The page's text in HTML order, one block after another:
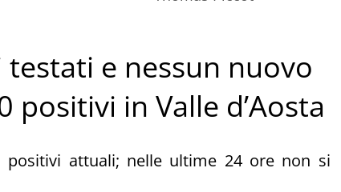
e nessun nuovo
in Valle d’Aosta
attuali; nelle ultime 24 ore non si